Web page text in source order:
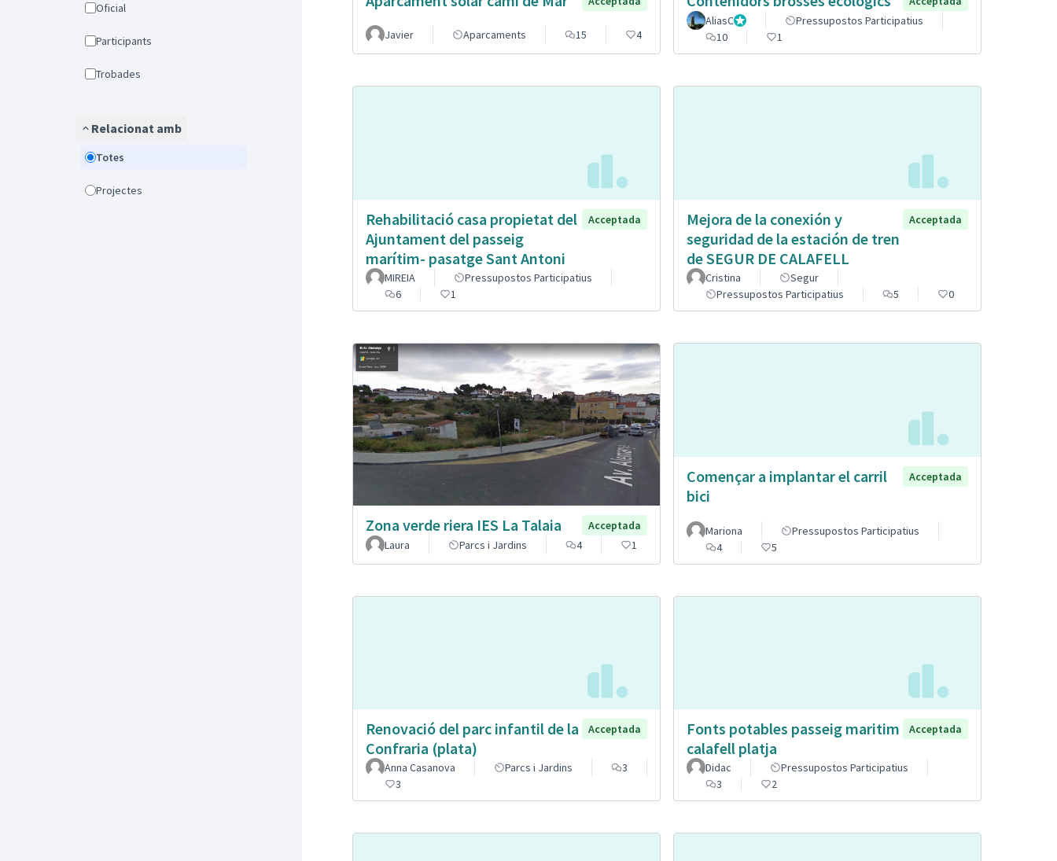
Oficial
Participants
Trobades
Relacionat amb
Totes
Projectes
Javier Aparcaments 15 4
AliasCGestor
Pressupostos Participatius
10
1
Rehabilitació casa propietat del
Ajuntament del passeig
marítim- pasatge Sant Antoni
Acceptada
MIREIA
Pressupostos Participatius
6
1
Mejora de la conexión y
seguridad de la estación de tren
de SEGUR DE CALAFELL
Acceptada
Cristina
Segur
Pressupostos Participatius
5 0
Zona verde riera IES La Talaia
Acceptada
Laura
Parcs i Jardins 4 1
Començar a implantar el carril
bici
Acceptada
Mariona
Pressupostos Participatius
4
5
Renovació del parc infantil de la
Confraria (plata)
Acceptada
Anna Casanova Parcs i Jardins
3
3
Fonts potables passeig maritim
calafell platja
Acceptada
Didac
Pressupostos Participatius
3
2